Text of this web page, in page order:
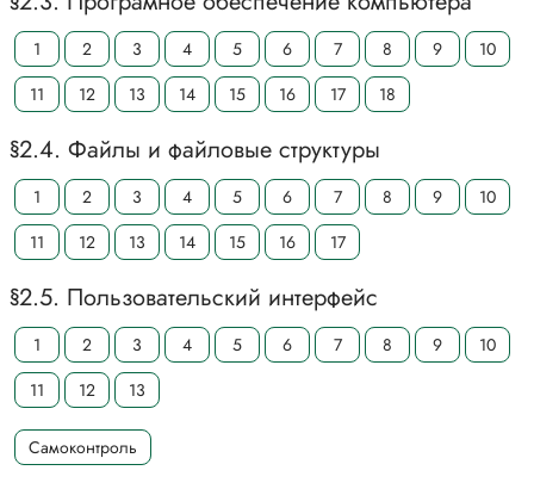
1 2 3 4 5 6 7 8 9
10
11
12 13 14 15 16 17 18
§2.4. Файлы и файловые структуры
1 2 3 4 5 6 7 8 9
10
11
12 13 14 15 16 17
§2.5. Пользовательский интерфейс
1 2 3 4 5 6 7 8 9
10
11
12 13
Самоконтроль